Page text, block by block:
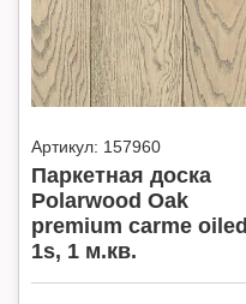
Артикул: 157960
Паркетная доска
Polarwood Oak
premium carme oiled
1s, 1 м.кв.